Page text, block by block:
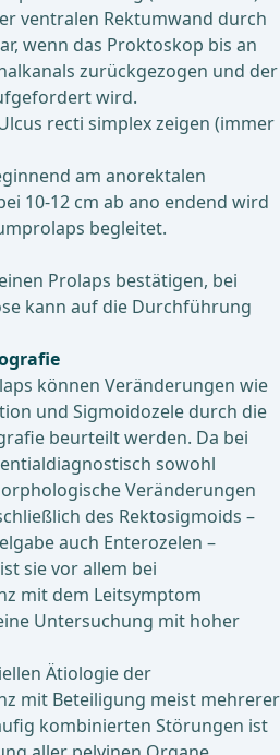
ventralen Rektumwand durch
wenn das Proktoskop bis an
zurückgezogen und der
wird.
recti simplex zeigen (immer
am anorektalen
10-12 cm ab ano endend wird
begleitet.
Prolaps bestätigen, bei
kann auf die Durchführung
können Veränderungen wie
und Sigmoidozele durch die
beurteilt werden. Da bei
sowohl
Veränderungen
des Rektosigmoids –
auch Enterozelen –
sie vor allem bei
mit dem Leitsymptom
Untersuchung mit hoher
Ätiologie der
mit Beteiligung meist mehrerer
kombinierten Störungen ist